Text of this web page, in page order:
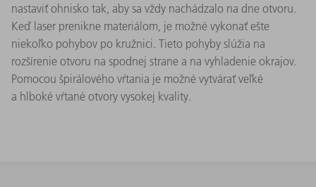
nastaviť ohnisko tak, aby sa vždy nachádzalo na dne otvoru.
Keď laser prenikne materiálom, je možné vykonať ešte
niekoľko pohybov po kružnici. Tieto pohyby slúžia na
rozšírenie otvoru na spodnej strane a na vyhladenie okrajov.
Pomocou špirálového vŕtania je možné vytvárať veľké
a hlboké vŕtané otvory vysokej kvality.